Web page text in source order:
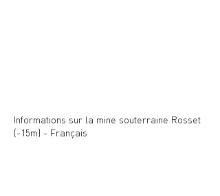
Informations sur la mine souterraine Rosset
(-15m) - Français